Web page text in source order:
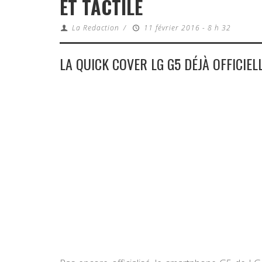
ET TACTILE
La Redaction / 11 février 2016 - 8 h 32
LA QUICK COVER LG G5 DÉJÀ